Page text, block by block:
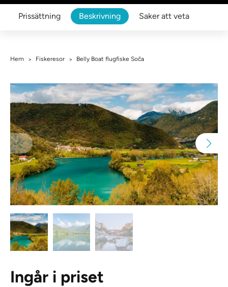
Prissättning Beskrivning Saker att veta
Hem > Fiskeresor > Belly Boat flugfiske Soča
Ingår i priset